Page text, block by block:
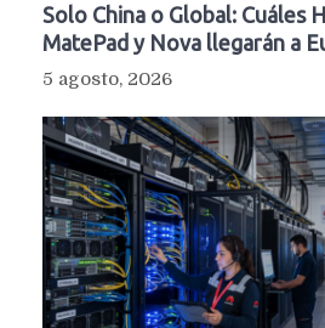
Solo China o Global: Cuáles
MatePad y Nova llegarán a
5 agosto, 2026